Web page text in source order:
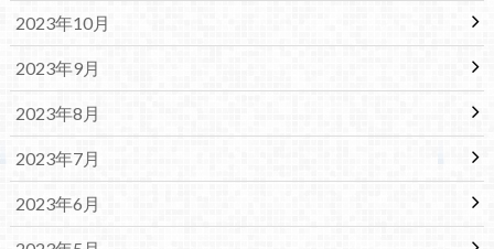
2023年10月
2023年9月
2023年8月
2023年7月
2023年6月